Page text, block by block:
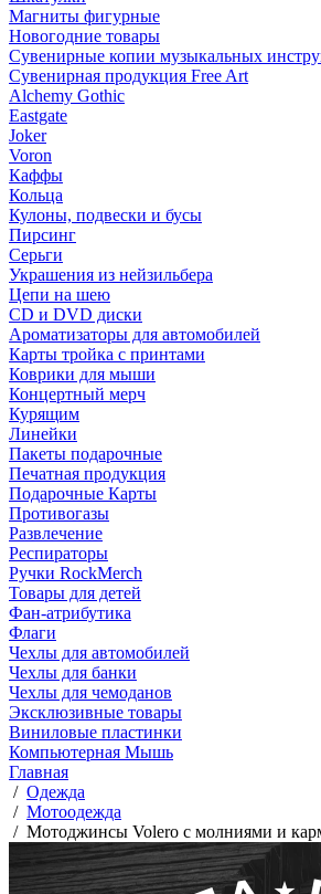
Магниты фигурные
Новогодние товары
Сувенирные копии музыкальных
Сувенирная продукция Free Art
Alchemy Gothic
Eastgate
Joker
Voron
Каффы
Кольца
Кулоны, подвески и бусы
Пирсинг
Серьги
Украшения из нейзильбера
Цепи на шею
CD и DVD диски
Ароматизаторы для автомобилей
Карты тройка с принтами
Коврики для мыши
Концертный мерч
Курящим
Линейки
Пакеты подарочные
Печатная продукция
Подарочные Карты
Противогазы
Развлечение
Респираторы
Ручки RockMerch
Товары для детей
Фан-атрибутика
Флаги
Чехлы для автомобилей
Чехлы для банки
Чехлы для чемоданов
Эксклюзивные товары
Виниловые пластинки
Компьютерная Мышь
Главная
/ Одежда
/ Мотоодежда
/ Мотоджинсы Volero с молниями и